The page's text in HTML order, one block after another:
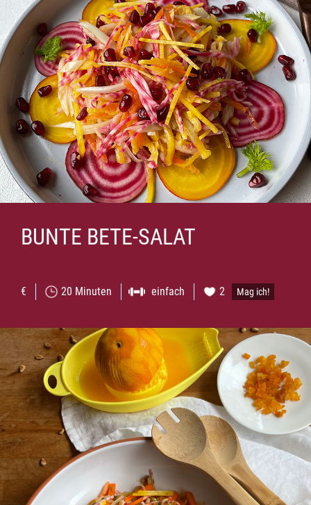
BUNTE BETE-SALAT
€ 20 Minuten einfach 2 Mag ich!